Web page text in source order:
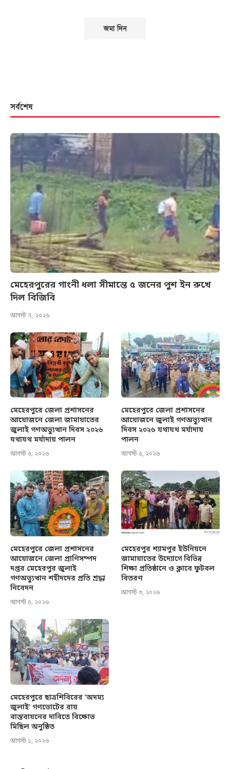
সর্বশেষ
মেহেরপুরের গাংনী ধলা সীমান্তে ৫ জনের পুশ ইন রুখে
দিল বিজিবি
আগস্ট ৭, ২০২৬
মেহেরপুরে জেলা প্রশাসনের
আয়োজনে জেলা জামায়াতের
জুলাই গণঅভ্যুত্থান দিবস ২০২৬
যথাযথ মর্যাদায় পালন
আগস্ট ৫, ২০২৬
মেহেরপুরে জেলা প্রশাসনের
আয়োজনে জুলাই গণঅভ্যুত্থান
দিবস ২০২৬ যথাযথ মর্যাদায়
পালন
আগস্ট ৫, ২০২৬
মেহেরপুরে জেলা প্রশাসনের
আয়োজনে জেলা প্রাণিসম্পদ
দপ্তর মেহেরপুর জুলাই
গণঅভ্যুত্থান শহীদদের প্রতি শ্রদ্ধা
নিবেদন
আগস্ট ৫, ২০২৬
মেহেরপুর শ্যামপুর ইউনিয়নে
জামায়াতের উদ্যোগে বিভিন্ন
শিক্ষা প্রতিষ্ঠানে ও ক্লাবে ফুটবল
বিতরণ
আগস্ট ৩, ২০২৬
মেহেরপুরে ছাত্রশিবিরের ‘অদম্য
জুলাই’ গণভোটের রায়
বাস্তবায়নের দাবিতে বিক্ষোভ
মিছিল অনুষ্ঠিত
আগস্ট ১, ২০২৬